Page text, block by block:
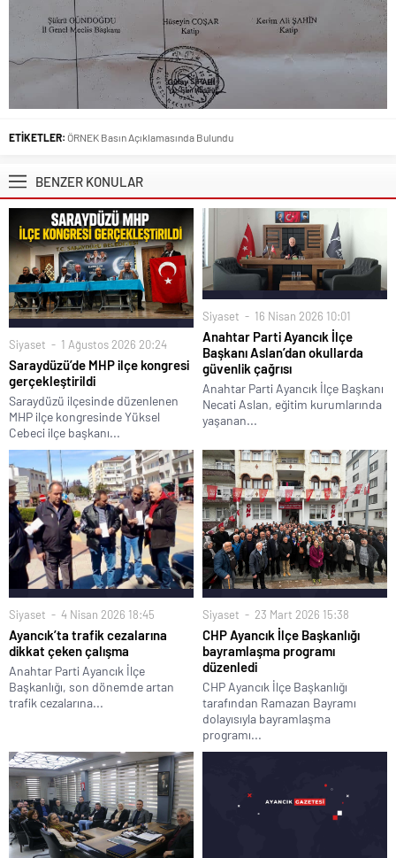
ETİKETLER: ÖRNEK Basın Açıklamasında Bulundu
BENZER KONULAR
Siyaset 1 Ağustos 2026 20:24
Saraydüzü’de MHP ilçe kongresi
gerçekleştirildi
Saraydüzü ilçesinde düzenlenen
MHP ilçe kongresinde Yüksel
Cebeci ilçe başkanı...
Siyaset 16 Nisan 2026 10:01
Anahtar Parti Ayancık İlçe
Başkanı Aslan’dan okullarda
güvenlik çağrısı
Anahtar Parti Ayancık İlçe Başkanı
Necati Aslan, eğitim kurumlarında
yaşanan...
Siyaset 4 Nisan 2026 18:45
Ayancık’ta trafik cezalarına
dikkat çeken çalışma
Anahtar Parti Ayancık İlçe
Başkanlığı, son dönemde artan
trafik cezalarına...
Siyaset 23 Mart 2026 15:38
CHP Ayancık İlçe Başkanlığı
bayramlaşma programı
düzenledi
CHP Ayancık İlçe Başkanlığı
tarafından Ramazan Bayramı
dolayısıyla bayramlaşma
programı...